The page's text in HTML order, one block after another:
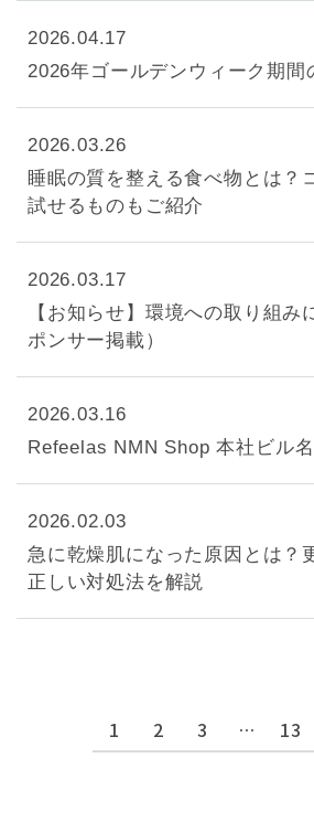
2026.04.17
2026年ゴールデンウィーク期間
2026.03.26
睡眠の質を整える食べ物とは？
試せるものもご紹介
2026.03.17
【お知らせ】環境への取り組み
ポンサー掲載）
2026.03.16
Refeelas NMN Shop 本社ビル
2026.02.03
急に乾燥肌になった原因とは？
正しい対処法を解説
1 2 3 … 13